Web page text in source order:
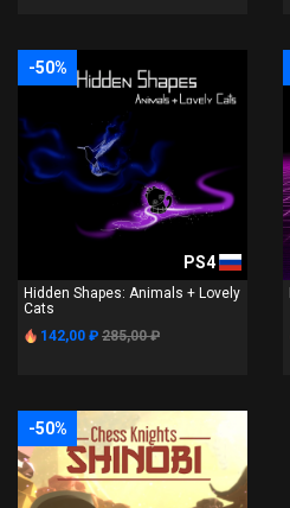
-50%
PS4
Hidden Shapes: Animals + Lovely
Cats
142,00 ₽ 285,00 ₽
-50%